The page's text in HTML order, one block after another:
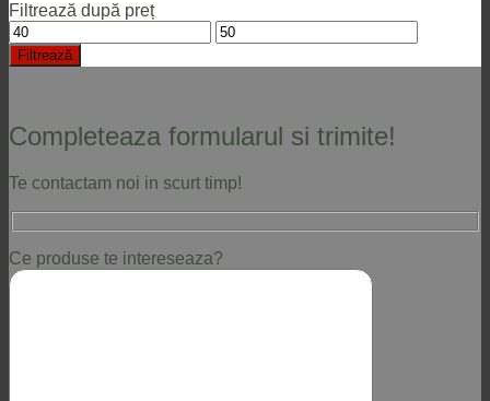
Filtrează după preț
Preț
minim
Preț
maxim
Filtrează
Completeaza formularul si trimite!
Te contactam noi in scurt timp!
Ce produse te intereseaza?